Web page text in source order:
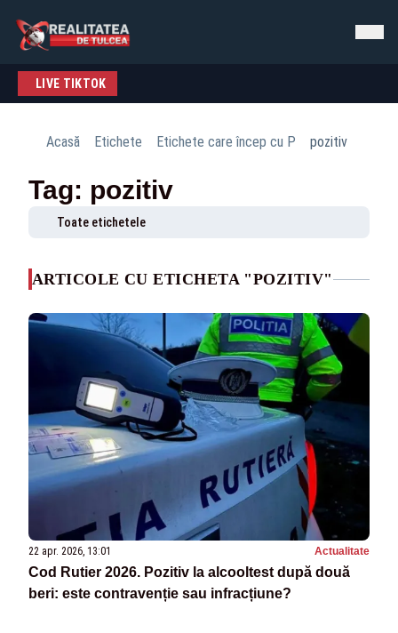
LIVE TIKTOK
Acasă Etichete Etichete care încep cu P pozitiv
Tag: pozitiv
Toate etichetele
ARTICOLE CU ETICHETA "POZITIV"
22 apr. 2026, 13:01 Actualitate
Cod Rutier 2026. Pozitiv la alcooltest după două
beri: este contravenție sau infracțiune?